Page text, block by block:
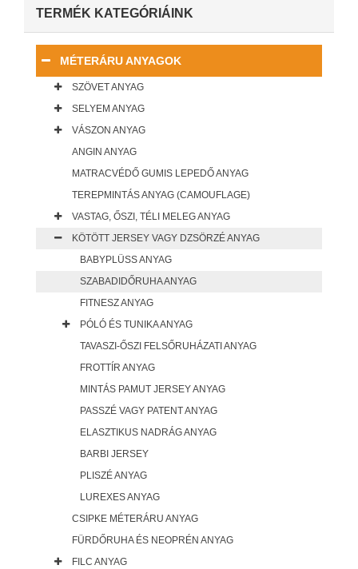
TERMÉK KATEGÓRIÁINK
MÉTERÁRU ANYAGOK
SZÖVET ANYAG
SELYEM ANYAG
VÁSZON ANYAG
ANGIN ANYAG
MATRACVÉDŐ GUMIS LEPEDŐ ANYAG
TEREPMINTÁS ANYAG (CAMOUFLAGE)
VASTAG, ŐSZI, TÉLI MELEG ANYAG
KÖTÖTT JERSEY VAGY DZSÖRZÉ ANYAG
BABYPLÜSS ANYAG
SZABADIDŐRUHA ANYAG
FITNESZ ANYAG
PÓLÓ ÉS TUNIKA ANYAG
TAVASZI-ŐSZI FELSŐRUHÁZATI ANYAG
FROTTÍR ANYAG
MINTÁS PAMUT JERSEY ANYAG
PASSZÉ VAGY PATENT ANYAG
ELASZTIKUS NADRÁG ANYAG
BARBI JERSEY
PLISZÉ ANYAG
LUREXES ANYAG
CSIPKE MÉTERÁRU ANYAG
FÜRDŐRUHA ÉS NEOPRÉN ANYAG
FILC ANYAG